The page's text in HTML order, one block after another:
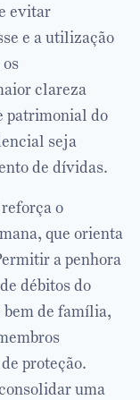
evitar
e a utilização
clareza
patrimonial do
seja
de dívidas.
o
que orienta
a penhora
débitos do
bem de família,
proteção.
uma